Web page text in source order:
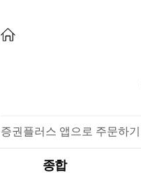
증권플러스 앱으로 주문하기
종합